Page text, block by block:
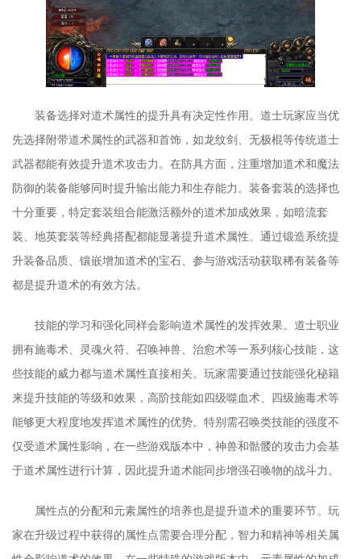
装备选择对道术属性的提升具有决定性作用。道士玩家应当优
先选择附带道术属性的武器和首饰，如龙纹剑、无极棍等传统道士
武器都能有效提升道术攻击力。在防具方面，注重增加道术和魔法
防御的装备能够同时提升输出能力和生存能力。装备套装的选择也
十分重要，特定套装组合能激活额外的道术加成效果，如暗流套
装、地英套装等经典搭配都能显著提升道术属性。通过锻造系统提
升装备品质、镶嵌增加道术的宝石、参与游戏活动获取稀有装备等
都是提升道术的有效方法。
技能的学习和强化同样会影响道术属性的发挥效果。道士职业
拥有施毒术、灵魂火符、召唤神兽、治愈术等一系列核心技能，这
些技能的威力都与道术属性直接相关。玩家需要通过技能强化秘籍
来提升技能的等级和效果，高阶技能如四级噬血术、四级施毒术等
能够更大程度地发挥道术属性的优势。特别需召唤类技能的强度不
仅受道术属性影响，在一些游戏版本中，神兽和骷髅的攻击力会基
于道术属性进行计算，因此提升道术能同步增强召唤物的战斗力。
属性点的分配和元素属性的培养也是提升道术的重要环节。玩
家在升级过程中获得的属性点需要合理分配，智力和精神等相关属